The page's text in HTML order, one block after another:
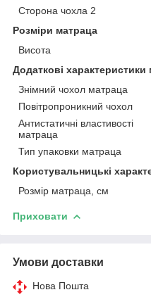
Сторона чохла 2
Розміри матраца
Висота
Додаткові характеристики
Знімний чохол матраца
Повітропроникний чохол
Антистатичні властивості
матраца
Тип упаковки матраца
Користувальницькі
Розмір матраца, см
Приховати
Умови доставки
Нова Пошта